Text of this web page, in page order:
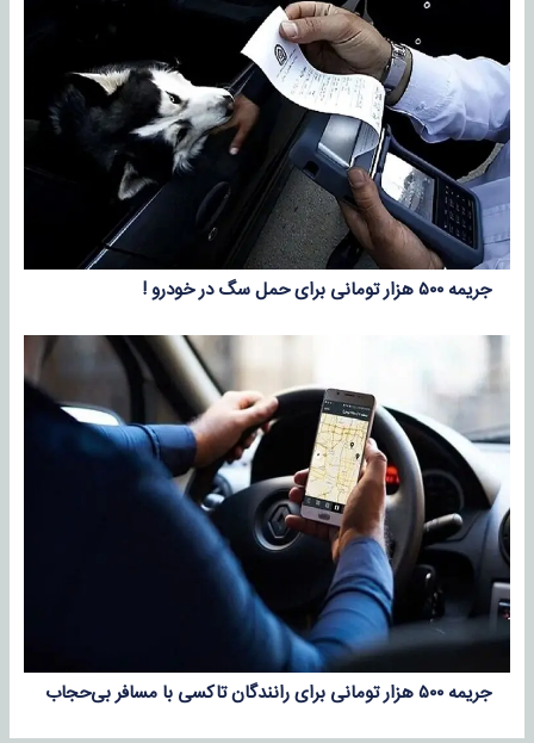
جریمه ۵۰۰ هزار تومانی برای حمل سگ در خودرو !
جریمه ۵۰۰ هزار تومانی برای رانندگان تاکسی با مسافر بی‌حجاب